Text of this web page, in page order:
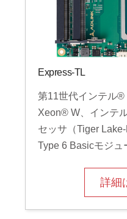
Express-TL
第11世代インテル
Xeon® W、インテ
セッサ（Tiger
Type 6 Basicモジュ
詳細